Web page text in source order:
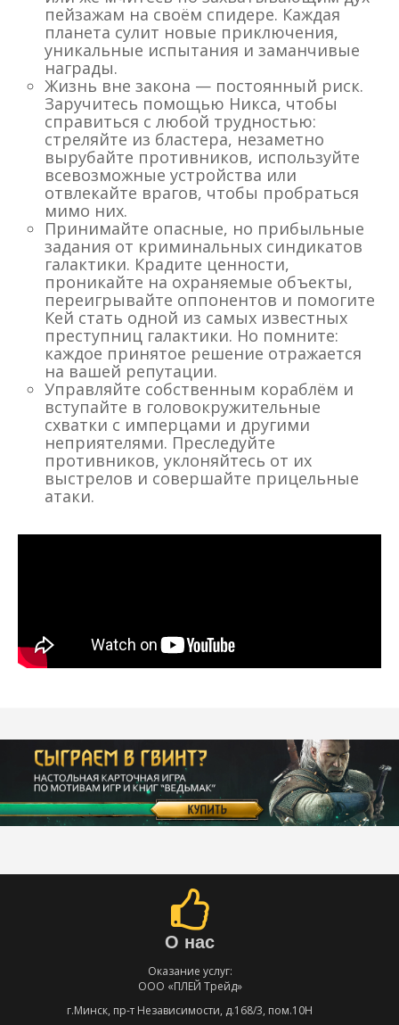
пейзажам на своём спидере. Каждая
планета сулит новые приключения,
уникальные испытания и заманчивые
награды.
Жизнь вне закона — постоянный риск.
Заручитесь помощью Никса, чтобы
справиться с любой трудностью:
стреляйте из бластера, незаметно
вырубайте противников, используйте
всевозможные устройства или
отвлекайте врагов, чтобы пробраться
мимо них.
Принимайте опасные, но прибыльные
задания от криминальных синдикатов
галактики. Крадите ценности,
проникайте на охраняемые объекты,
переигрывайте оппонентов и помогите
Кей стать одной из самых известных
преступниц галактики. Но помните:
каждое принятое решение отражается
на вашей репутации.
Управляйте собственным кораблём и
вступайте в головокружительные
схватки с имперцами и другими
неприятелями. Преследуйте
противников, уклоняйтесь от их
выстрелов и совершайте прицельные
атаки.
О нас
Оказание услуг:
ООО «ПЛЕЙ Трейд»
г.Минск, пр-т Независимости, д.168/3, пом.10Н